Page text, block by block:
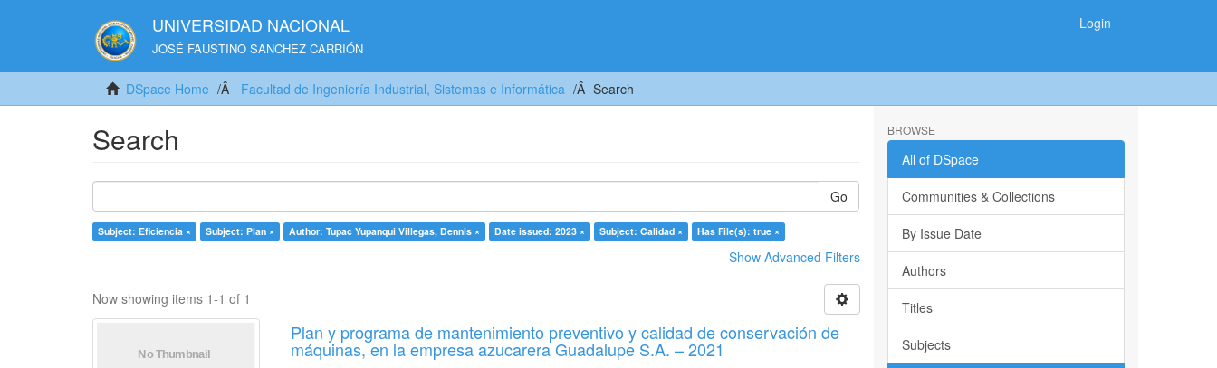
UNIVERSIDAD NACIONAL
JOSÉ FAUSTINO SANCHEZ CARRIÓN
Login
DSpace Home Facultad de Ingeniería Industrial, Sistemas e Informática Search
Search
Go
Subject: Eficiencia × Subject: Plan × Author: Tupac Yupanqui Villegas, Dennis × Date issued: 2023 × Subject: Calidad × Has File(s): true ×
Show Advanced Filters
Now showing items 1-1 of 1
Plan y programa de mantenimiento preventivo y calidad de conservación de
máquinas, en la empresa azucarera Guadalupe S.A. – 2021
BROWSE
All of DSpace
Communities & Collections
By Issue Date
Authors
Titles
Subjects